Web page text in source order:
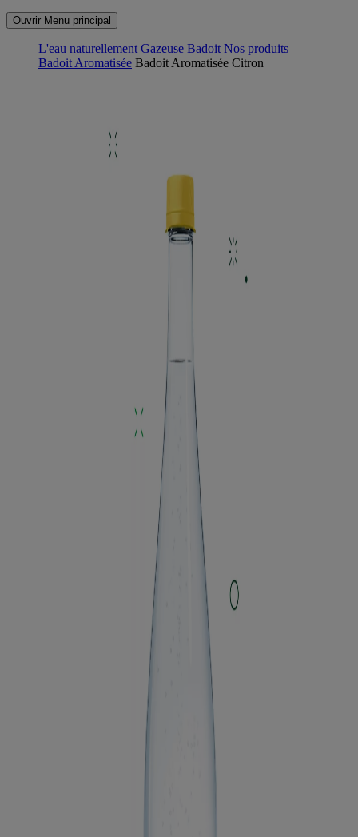
Ouvrir Menu principal
L'eau naturellement Gazeuse Badoit Nos produits
Badoit Aromatisée Badoit Aromatisée Citron